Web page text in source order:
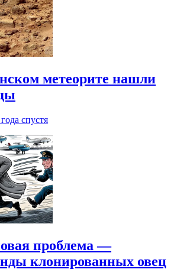
метеорите нашли
спустя
проблема —
клонированных овец